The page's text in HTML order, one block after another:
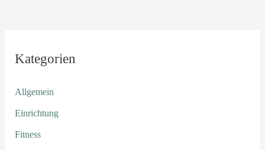
Kategorien
Allgemein
Einrichtung
Fitness